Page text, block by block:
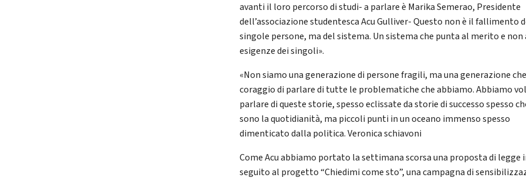
avanti il loro percorso di studi- a parlare è Marika Semerao, Presidente
dell’associazione studentesca Acu Gulliver- Questo non è il fallimento
singole persone, ma del sistema. Un sistema che punta al merito e
esigenze dei singoli».
«Non siamo una generazione di persone fragili, ma una generazione
coraggio di parlare di tutte le problematiche che abbiamo. Abbiamo
parlare di queste storie, spesso eclissate da storie di successo spesso
sono la quotidianità, ma piccoli punti in un oceano immenso spesso
dimenticato dalla politica. Veronica schiavoni
Come Acu abbiamo portato la settimana scorsa una proposta di legge
seguito al progetto “Chiedimi come sto”, una campagna di